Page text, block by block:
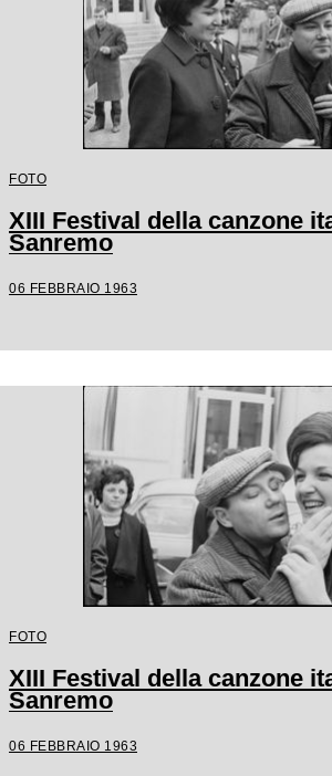
FOTO
XIII Festival della canzone
Sanremo
06 FEBBRAIO 1963
FOTO
XIII Festival della canzone
Sanremo
06 FEBBRAIO 1963